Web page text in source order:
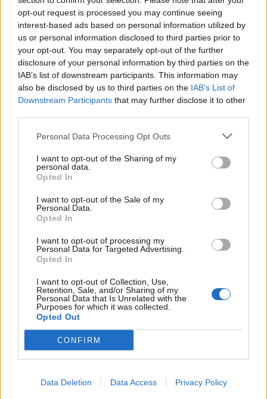
opt-out request is processed you may continue seeing
interest-based ads based on personal information utilized by
us or personal information disclosed to third parties prior to
your opt-out. You may separately opt-out of the further
disclosure of your personal information by third parties on the
IAB’s list of downstream participants. This information may
also be disclosed by us to third parties on the IAB’s List of
Downstream Participants that may further disclose it to other
Personal Data Processing Opt Outs
I want to opt-out of the Sharing of my
personal data.
Opted In
I want to opt-out of the Sale of my
Personal Data.
Opted In
I want to opt-out of processing my
Personal Data for Targeted Advertising.
Opted In
I want to opt-out of Collection, Use,
Retention, Sale, and/or Sharing of my
Personal Data that Is Unrelated with the
Purposes for which it was collected.
Opted Out
CONFIRM
Data Deletion Data Access Privacy Policy
Fabrizio Sicignano / 29.03.2025 16:28
UNITED RUGBY CHAMPIONSHIP
Sprint in URC: 11 squadre in corsa per
4 posti play-off
Redazione 28.03.2025 16:21
Benetton vince in rimonta, Edinburgh
superato 21-18 nel finale
UNITED RUGBY CHAMPIONSHIP
Zebre da urlo beffate nel finale, gli
3 4 5 6 7 8 9 10 11 12 13
Pagina 8 di 142